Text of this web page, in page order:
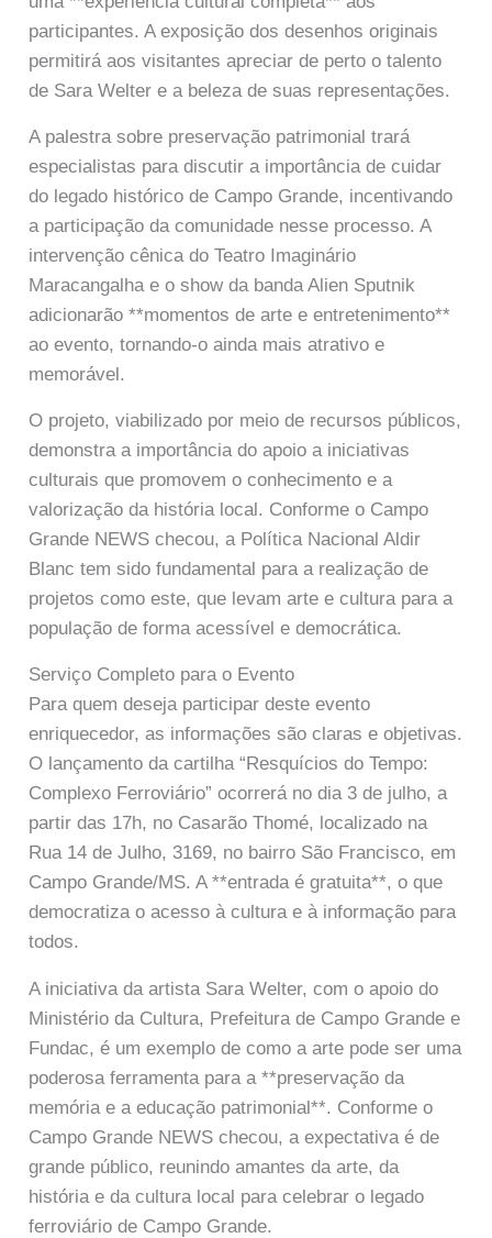
participantes. A exposição dos desenhos originais
permitirá aos visitantes apreciar de perto o talento
de Sara Welter e a beleza de suas representações.
A palestra sobre preservação patrimonial trará
especialistas para discutir a importância de cuidar
do legado histórico de Campo Grande, incentivando
a participação da comunidade nesse processo. A
intervenção cênica do Teatro Imaginário
Maracangalha e o show da banda Alien Sputnik
adicionarão **momentos de arte e entretenimento**
ao evento, tornando-o ainda mais atrativo e
memorável.
O projeto, viabilizado por meio de recursos públicos,
demonstra a importância do apoio a iniciativas
culturais que promovem o conhecimento e a
valorização da história local. Conforme o Campo
Grande NEWS checou, a Polí­tica Nacional Aldir
Blanc tem sido fundamental para a realização de
projetos como este, que levam arte e cultura para a
população de forma acessível e democrática.
Serviço Completo para o Evento
Para quem deseja participar deste evento
enriquecedor, as informações são claras e objetivas.
O lançamento da cartilha “Resquícios do Tempo:
Complexo Ferroviário” ocorrerá no dia 3 de julho, a
partir das 17h, no Casarão Thomé, localizado na
Rua 14 de Julho, 3169, no bairro São Francisco, em
Campo Grande/MS. A **entrada é gratuita**, o que
democratiza o acesso à cultura e à informação para
todos.
A iniciativa da artista Sara Welter, com o apoio do
Ministério da Cultura, Prefeitura de Campo Grande e
Fundac, é um exemplo de como a arte pode ser uma
poderosa ferramenta para a **preservação da
memória e a educação patrimonial**. Conforme o
Campo Grande NEWS checou, a expectativa é de
grande público, reunindo amantes da arte, da
história e da cultura local para celebrar o legado
ferroviário de Campo Grande.